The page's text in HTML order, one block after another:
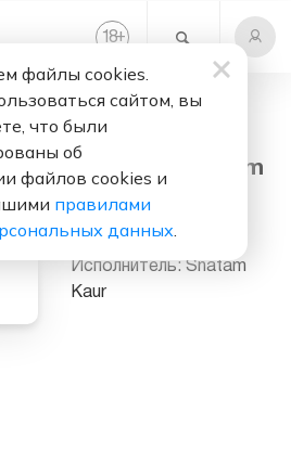
18+
Слушать бесплатно
Essential Snatam
Chants
Исполнитель: Snatam
Kaur
файлы cookies.
сайтом, вы
что были
об
файлов cookies и
правилами
данных.